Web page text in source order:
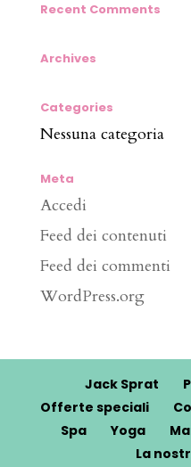
Recent Comments
Archives
Categories
Nessuna categoria
Meta
Accedi
Feed dei contenuti
Feed dei commenti
WordPress.org
Jack Sprat
Offerte speciali
Spa
Yoga
La